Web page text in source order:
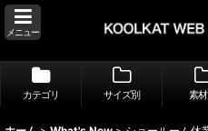
メニュー
カテゴリ サイズ別 素